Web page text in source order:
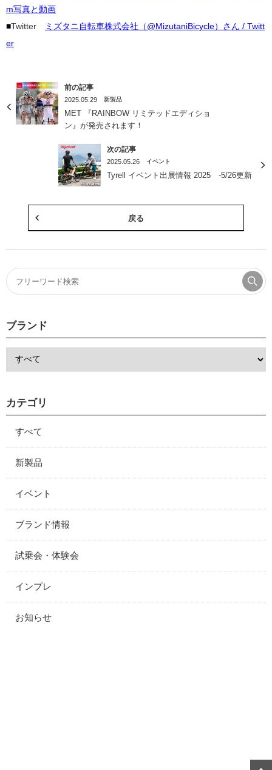
m写真と動画
■Twitter
ミズタニ自転車株式会社（@MizutaniBicycle）さん / Twitt
er
前の記事
2025.05.29 新製品
MET 『RAINBOW リミテッドエディショ
ン』が発売されます！
次の記事
2025.05.26 イベント
Tyrell イベント出展情報 2025 -5/26更新
戻る
ブランド
カテゴリ
すべて
新製品
イベント
ブランド情報
試乗会・体験会
インプレ
お知らせ